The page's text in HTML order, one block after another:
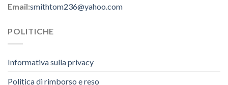
Email:smithtom236@yahoo.com
POLITICHE
Informativa sulla privacy
Politica di rimborso e reso